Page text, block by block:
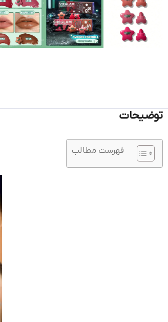
توضیحات
فهرست مطالب